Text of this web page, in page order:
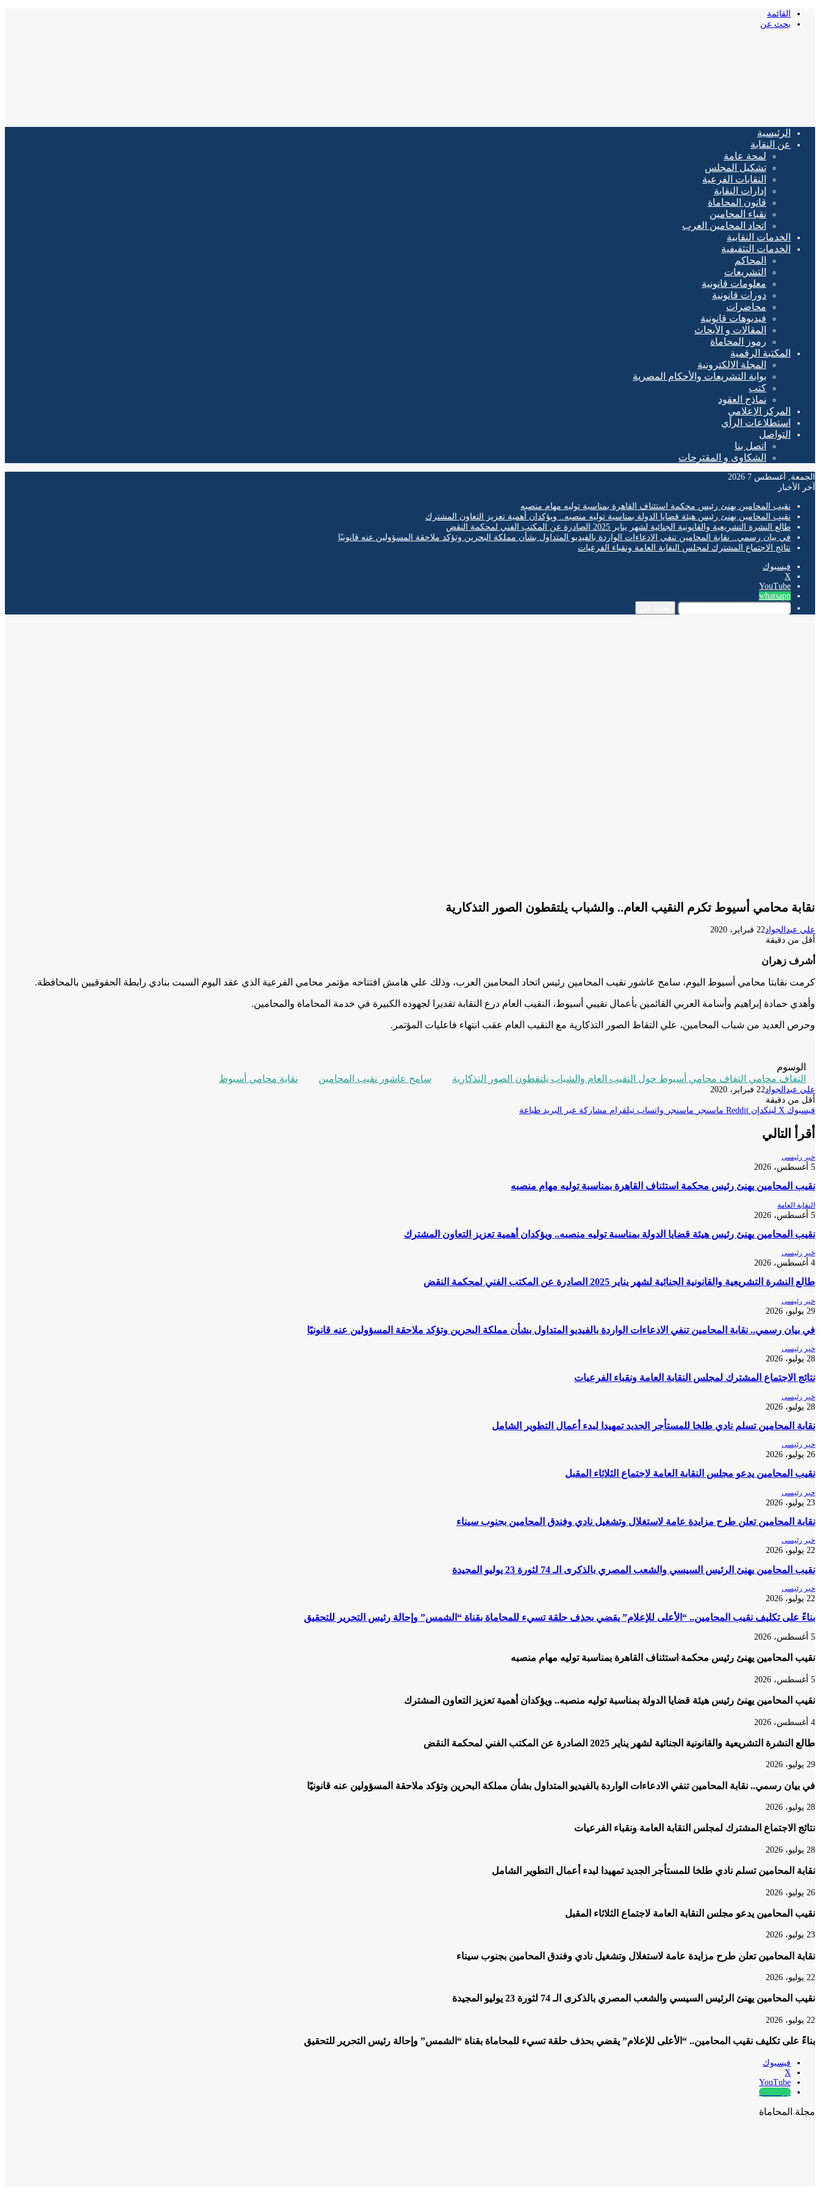
القائمة
بحث عن
الرئيسية
عن النقابة
لمحة عامة
تشكيل المجلس
النقابات الفرعية
إدارات النقابة
قانون المحاماة
نقباء المحامين
اتحاد المحامين العرب
الخدمات النقابية
الخدمات التثقيفية
المحاكم
التشريعات
معلومات قانونية
دورات قانونية
محاضرات
فيديوهات قانونية
المقالات و الأبحاث
رموز المحاماة
المكتبة الرقمية
المجلة الالكترونية
بوابة التشريعات والأحكام المصرية
كتب
نماذج العقود
المركز الإعلامي
استطلاعات الرأي
التواصل
اتصل بنا
الشكاوى و المقترحات
الجمعة, أغسطس 7 2026
آخر الأخبار
نقيب المحامين يهنئ رئيس محكمة استئناف القاهرة بمناسبة توليه مهام منصبه
نقيب المحامين يهنئ رئيس هيئة قضايا الدولة بمناسبة توليه منصبه.. ويؤكدان أهمية تعزيز التعاون المشترك
طالع النشرة التشريعية والقانونية الجنائية لشهر يناير 2025 الصادرة عن المكتب الفني لمحكمة النقض
في بيان رسمي.. نقابة المحامين تنفي الادعاءات الواردة بالفيديو المتداول بشأن مملكة البحرين وتؤكد ملاحقة المسؤولين عنه قانونيًا
نتائج الاجتماع المشترك لمجلس النقابة العامة ونقباء الفرعيات
فيسبوك
‫X
‫YouTube
whatsapp
نقابة محامي أسيوط تكرم النقيب العام.. والشباب يلتقطون الصور التذكارية
علي عبدالجواد22 فبراير، 2020
أقل من دقيقة
أشرف زهران
كرمت نقابتا محامي أسيوط اليوم، سامح عاشور نقيب المحامين رئيس اتحاد المحامين العرب، وذلك علي هامش افتتاحه مؤتمر محامي الفرعية الذي عقد اليوم السبت بنادي رابطة الحقوقيين بالمحافظة.
وأهدي حمادة إبراهيم وأسامة العربي القائمين بأعمال نقيبي أسيوط، النقيب العام درع النقابة تقديرا لجهوده الكبيرة في خدمة المحاماة والمحامين.
وحرص العديد من شباب المحامين، علي التقاط الصور التذكارية مع النقيب العام عقب انتهاء فاعليات المؤتمر.
الوسوم
التفاف محامي التفاف محامي أسيوط حول النقيب العام والشباب يلتقطون الصور التذكارية
سامح عاشور نقيب المحامين نقابة محامي أسيوط
علي عبدالجواد22 فبراير، 2020
أقل من دقيقة
فيسبوك ‫X لينكدإن ماسنجر ماسنجر واتساب تيلقرام مشاركة عبر البريد طباعة
أقرأ التالي
خبر رئيسى
5 أغسطس، 2026
نقيب المحامين يهنئ رئيس محكمة استئناف القاهرة بمناسبة توليه مهام منصبه
النقابة العامة
5 أغسطس، 2026
نقيب المحامين يهنئ رئيس هيئة قضايا الدولة بمناسبة توليه منصبه.. ويؤكدان أهمية تعزيز التعاون المشترك
خبر رئيسى
4 أغسطس، 2026
طالع النشرة التشريعية والقانونية الجنائية لشهر يناير 2025 الصادرة عن المكتب الفني لمحكمة النقض
خبر رئيسى
29 يوليو، 2026
في بيان رسمي.. نقابة المحامين تنفي الادعاءات الواردة بالفيديو المتداول بشأن مملكة البحرين وتؤكد ملاحقة المسؤولين عنه قانونيًا
خبر رئيسى
28 يوليو، 2026
نتائج الاجتماع المشترك لمجلس النقابة العامة ونقباء الفرعيات
خبر رئيسى
28 يوليو، 2026
نقابة المحامين تسلم نادي طلخا للمستأجر الجديد تمهيدا لبدء أعمال التطوير الشامل
خبر رئيسى
26 يوليو، 2026
نقيب المحامين يدعو مجلس النقابة العامة لاجتماع الثلاثاء المقبل
خبر رئيسى
23 يوليو، 2026
نقابة المحامين تعلن طرح مزايدة عامة لاستغلال وتشغيل نادي وفندق المحامين بجنوب سيناء
خبر رئيسى
22 يوليو، 2026
نقيب المحامين يهنئ الرئيس السيسي والشعب المصري بالذكرى الـ 74 لثورة 23 يوليو المجيدة
خبر رئيسى
22 يوليو، 2026
بناءً على تكليف نقيب المحامين.. “الأعلى للإعلام” يقضي بحذف حلقة تسيء للمحاماة بقناة “الشمس” وإحالة رئيس التحرير للتحقيق
5 أغسطس، 2026
نقيب المحامين يهنئ رئيس محكمة استئناف القاهرة بمناسبة توليه مهام منصبه
5 أغسطس، 2026
نقيب المحامين يهنئ رئيس هيئة قضايا الدولة بمناسبة توليه منصبه.. ويؤكدان أهمية تعزيز التعاون المشترك
4 أغسطس، 2026
طالع النشرة التشريعية والقانونية الجنائية لشهر يناير 2025 الصادرة عن المكتب الفني لمحكمة النقض
29 يوليو، 2026
في بيان رسمي.. نقابة المحامين تنفي الادعاءات الواردة بالفيديو المتداول بشأن مملكة البحرين وتؤكد ملاحقة المسؤولين عنه قانونيًا
28 يوليو، 2026
نتائج الاجتماع المشترك لمجلس النقابة العامة ونقباء الفرعيات
28 يوليو، 2026
نقابة المحامين تسلم نادي طلخا للمستأجر الجديد تمهيدا لبدء أعمال التطوير الشامل
26 يوليو، 2026
نقيب المحامين يدعو مجلس النقابة العامة لاجتماع الثلاثاء المقبل
23 يوليو، 2026
نقابة المحامين تعلن طرح مزايدة عامة لاستغلال وتشغيل نادي وفندق المحامين بجنوب سيناء
22 يوليو، 2026
نقيب المحامين يهنئ الرئيس السيسي والشعب المصري بالذكرى الـ 74 لثورة 23 يوليو المجيدة
22 يوليو، 2026
بناءً على تكليف نقيب المحامين.. “الأعلى للإعلام” يقضي بحذف حلقة تسيء للمحاماة بقناة “الشمس” وإحالة رئيس التحرير للتحقيق
فيسبوك
‫X
‫YouTube
whatsapp
مجلة المحاماة